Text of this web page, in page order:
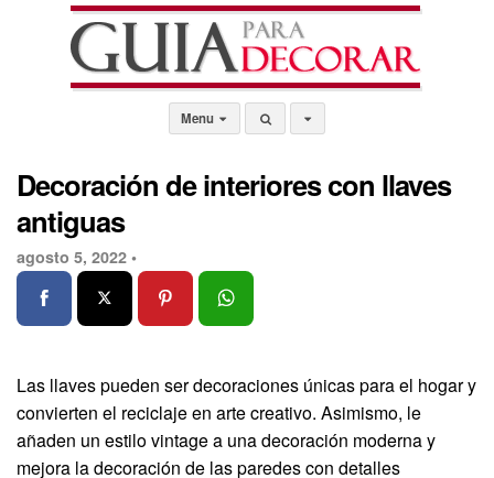
Menu
Decoración de interiores con llaves
antiguas
agosto 5, 2022 •
Las llaves pueden ser decoraciones únicas para el hogar y
convierten el reciclaje en arte creativo. Asimismo, le
añaden un estilo vintage a una decoración moderna y
mejora la decoración de las paredes con detalles